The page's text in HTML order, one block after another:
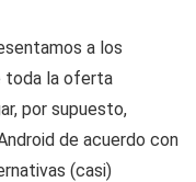
a los
toda la oferta
por supuesto,
de acuerdo con
(casi)